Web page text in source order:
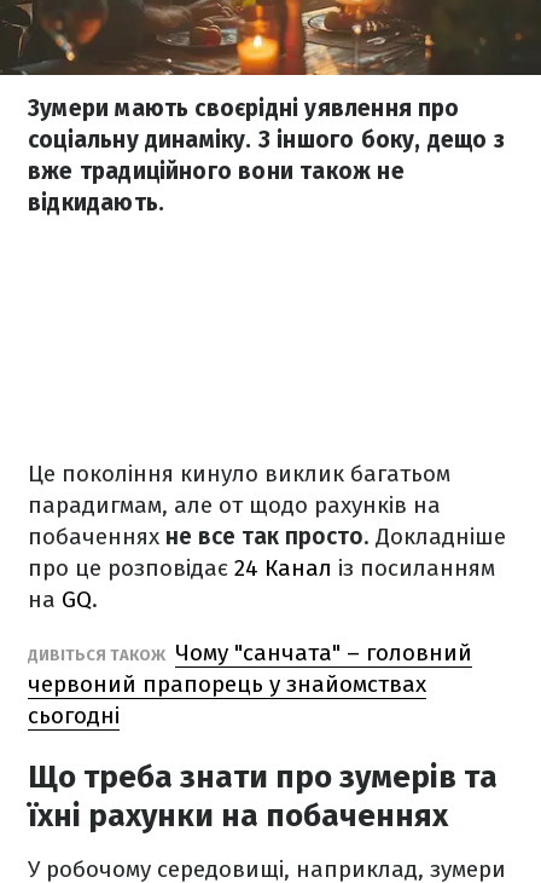
Зумери мають своєрідні уявлення про
соціальну динаміку. З іншого боку, дещо з
вже традиційного вони також не
відкидають.
Це покоління кинуло виклик багатьом
парадигмам, але от щодо рахунків на
побаченнях не все так просто. Докладніше
про це розповідає 24 Канал із посиланням
на GQ.
ДИВІТЬСЯ ТАКОЖ Чому "санчата" – головний
червоний прапорець у знайомствах
сьогодні
Що треба знати про зумерів та
їхні рахунки на побаченнях
У робочому середовищі, наприклад, зумери